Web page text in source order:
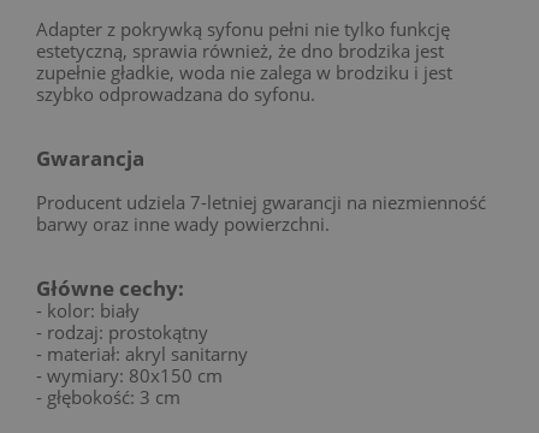
Adapter z pokrywką syfonu pełni nie tylko funkcję
estetyczną, sprawia również, że dno brodzika jest
zupełnie gładkie, woda nie zalega w brodziku i jest
szybko odprowadzana do syfonu.
Gwarancja
Producent udziela 7-letniej gwarancji na niezmienność
barwy oraz inne wady powierzchni.
Główne cechy:
- kolor: biały
- rodzaj: prostokątny
- materiał: akryl sanitarny
- wymiary: 80x150 cm
- głębokość: 3 cm